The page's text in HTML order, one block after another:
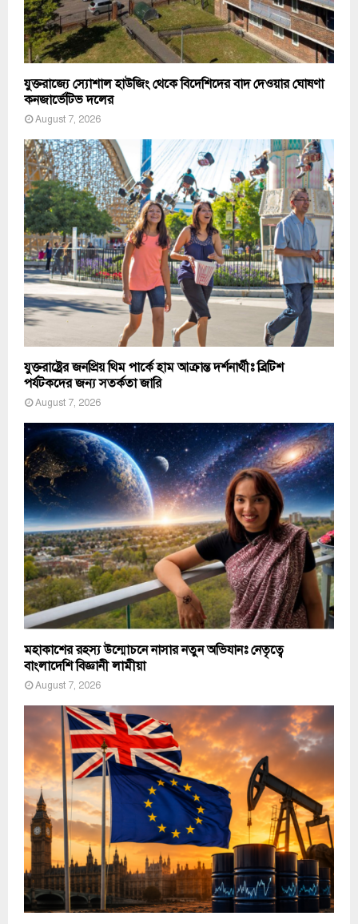
যুক্তরাজ্যে স্যোশাল হাউজিং থেকে বিদেশিদের বাদ দেওয়ার ঘোষণা
কনজার্ভেটিভ দলের
August 7, 2026
যুক্তরাষ্ট্রের জনপ্রিয় থিম পার্কে হাম আক্রান্ত দর্শনার্থীঃ ব্রিটিশ
পর্যটকদের জন্য সতর্কতা জারি
August 7, 2026
মহাকাশের রহস্য উন্মোচনে নাসার নতুন অভিযানঃ নেতৃত্বে
বাংলাদেশি বিজ্ঞানী লামীয়া
August 7, 2026